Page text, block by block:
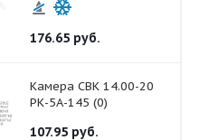
176.65 руб.
Камера СВК 14.00-20
РК-5А-145 (0)
107.95 руб.